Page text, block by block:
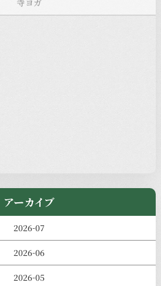
お知らせ
アーカイブ
2026-07
2026-06
2026-05